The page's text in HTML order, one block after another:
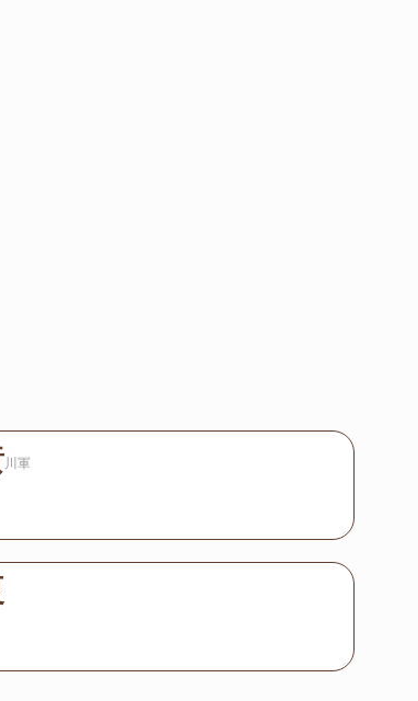
川軍